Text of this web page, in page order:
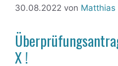
30.08.2022 von Matthias
X !